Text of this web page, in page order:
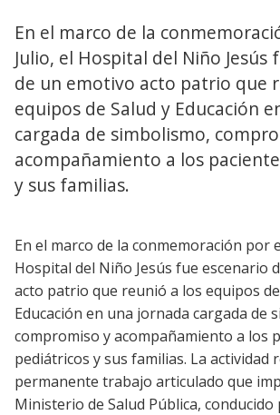
En el marco de la
Julio, el Hospital del Niño Jesús
de un emotivo acto patrio que
equipos de Salud y Educación
cargada de simbolismo,
acompañamiento a los
y sus familias.
En el marco de la conmemoración por
Hospital del Niño Jesús fue escenario
acto patrio que reunió a los equipos
Educación en una jornada cargada de
compromiso y acompañamiento a los
pediátricos y sus familias. La actividad
permanente trabajo articulado que
Ministerio de Salud Pública,